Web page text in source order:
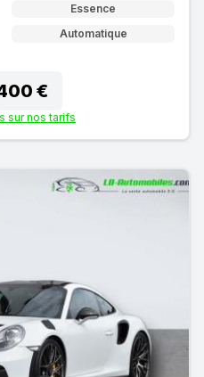
Essence
Automatique
€
sur nos tarifs